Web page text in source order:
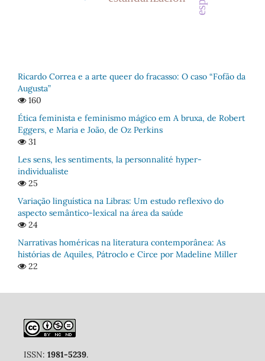
Ricardo Correa e a arte queer do fracasso: O caso “Fofão da
Augusta”
160
Ética feminista e feminismo mágico em A bruxa, de Robert
Eggers, e Maria e João, de Oz Perkins
31
Les sens, les sentiments, la personnalité hyper-
individualiste
25
Variação linguística na Libras: Um estudo reflexivo do
aspecto semântico-lexical na área da saúde
24
Narrativas homéricas na literatura contemporânea: As
histórias de Aquiles, Pátroclo e Circe por Madeline Miller
22
ISSN: 1981-5239.